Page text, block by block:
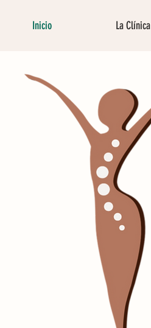
Inicio La Clínica